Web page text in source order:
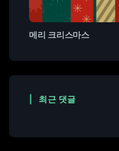
메리 크리스마스
최근 댓글